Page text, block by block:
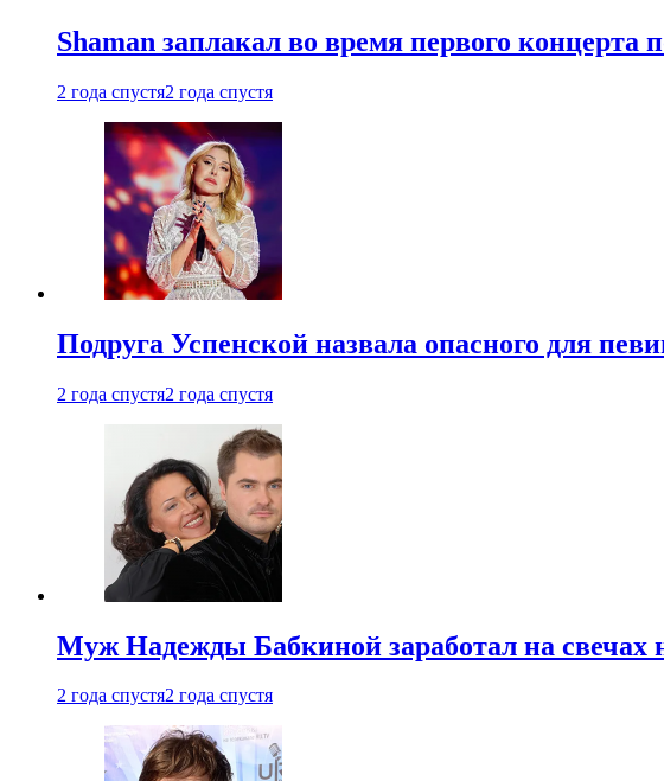
Shaman заплакал во время первого концерта
2 года спустя2 года спустя
Подруга Успенской назвала опасного для
2 года спустя2 года спустя
Муж Надежды Бабкиной заработал на свечах
2 года спустя2 года спустя